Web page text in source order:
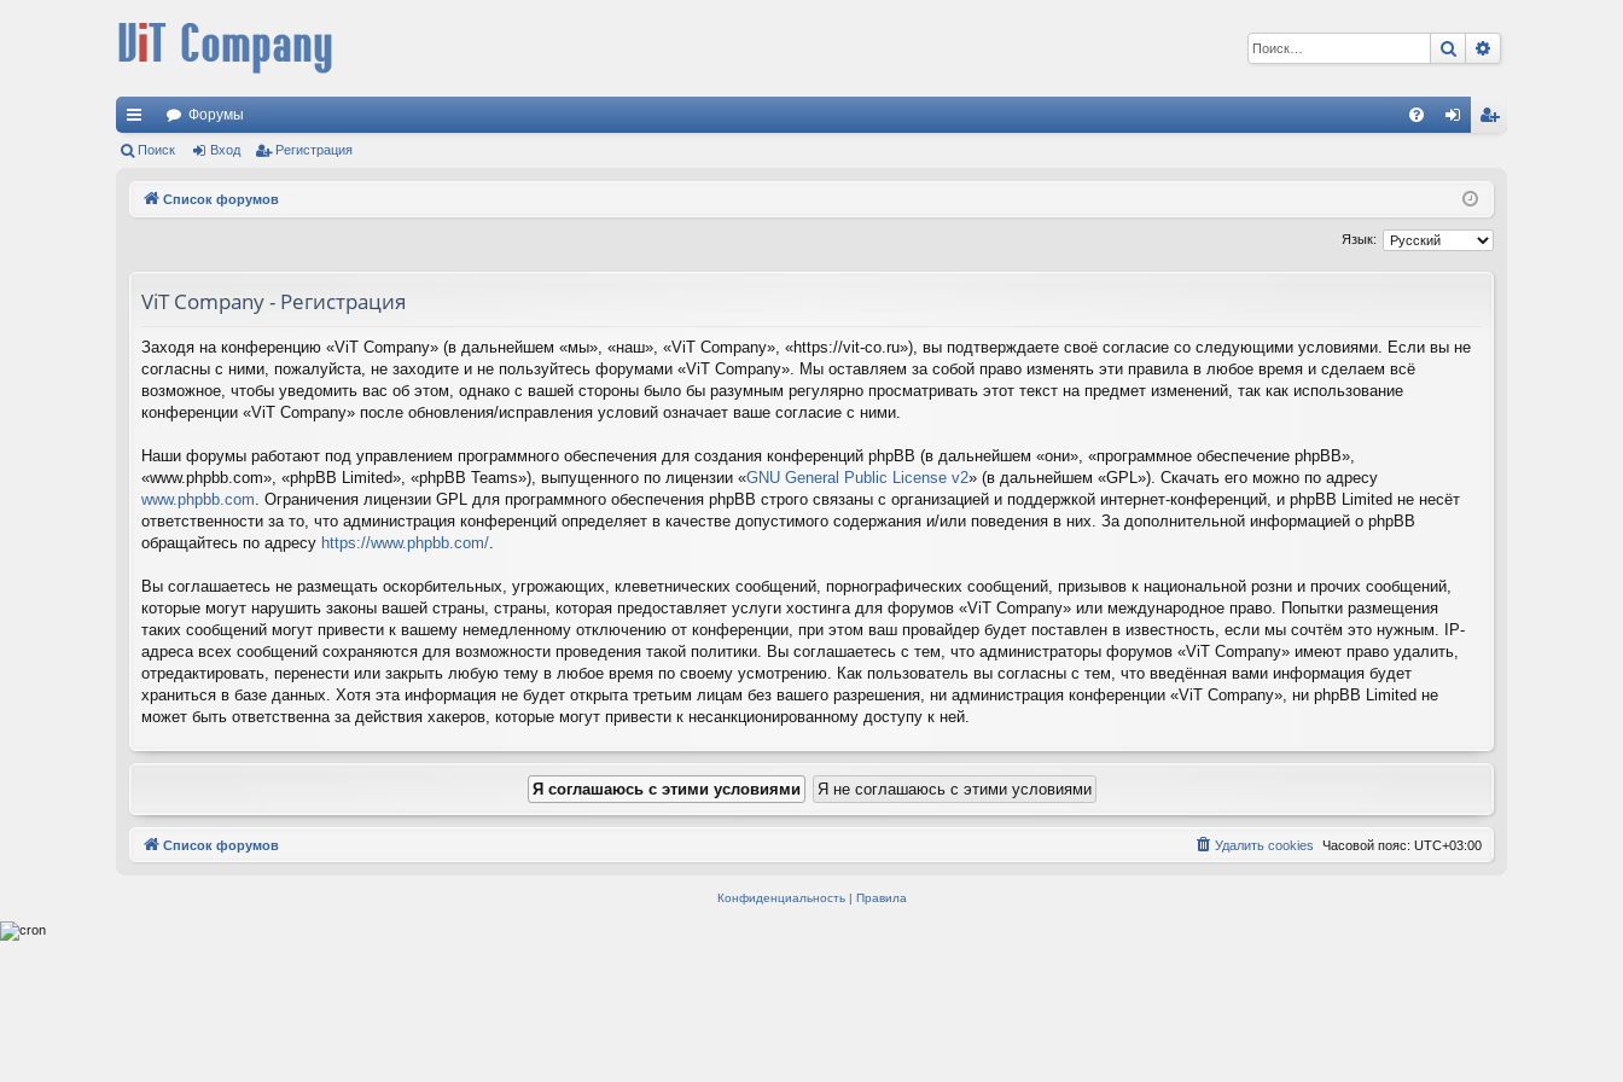
Поиск
с
Форумы
ис
Поиск Вход Регистрация
Список форумов
Язык:
ViT Company - Регистрация
Заходя на конференцию «ViT Company» (в дальнейшем «мы», «наш», «ViT Company», «https://vit-co.ru»), вы подтверждаете своё согласие со следующими условиями. Если вы не
согласны с ними, пожалуйста, не заходите и не пользуйтесь форумами «ViT Company». Мы оставляем за собой право изменять эти правила в любое время и сделаем всё
возможное, чтобы уведомить вас об этом, однако с вашей стороны было бы разумным регулярно просматривать этот текст на предмет изменений, так как использование
конференции «ViT Company» после обновления/исправления условий означает ваше согласие с ними.
Наши форумы работают под управлением программного обеспечения для создания конференций phpBB (в дальнейшем «они», «программное обеспечение phpBB»,
«www.phpbb.com», «phpBB Limited», «phpBB Teams»), выпущенного по лицензии «GNU General Public License v2» (в дальнейшем «GPL»). Скачать его можно по адресу
www.phpbb.com. Ограничения лицензии GPL для программного обеспечения phpBB строго связаны с организацией и поддержкой интернет-конференций, и phpBB Limited не несёт
ответственности за то, что администрация конференций определяет в качестве допустимого содержания и/или поведения в них. За дополнительной информацией о phpBB
обращайтесь по адресу https://www.phpbb.com/.
Вы соглашаетесь не размещать оскорбительных, угрожающих, клеветнических сообщений, порнографических сообщений, призывов к национальной розни и прочих сообщений,
которые могут нарушить законы вашей страны, страны, которая предоставляет услуги хостинга для форумов «ViT Company» или международное право. Попытки размещения
таких сообщений могут привести к вашему немедленному отключению от конференции, при этом ваш провайдер будет поставлен в известность, если мы сочтём это нужным. IP-
адреса всех сообщений сохраняются для возможности проведения такой политики. Вы соглашаетесь с тем, что администраторы форумов «ViT Company» имеют право удалить,
отредактировать, перенести или закрыть любую тему в любое время по своему усмотрению. Как пользователь вы согласны с тем, что введённая вами информация будет
храниться в базе данных. Хотя эта информация не будет открыта третьим лицам без вашего разрешения, ни администрация конференции «ViT Company», ни phpBB Limited не
может быть ответственна за действия хакеров, которые могут привести к несанкционированному доступу к ней.
Список форумов Часовой пояс: UTC+03:00
Удалить cookies
Конфиденциальность| Правила